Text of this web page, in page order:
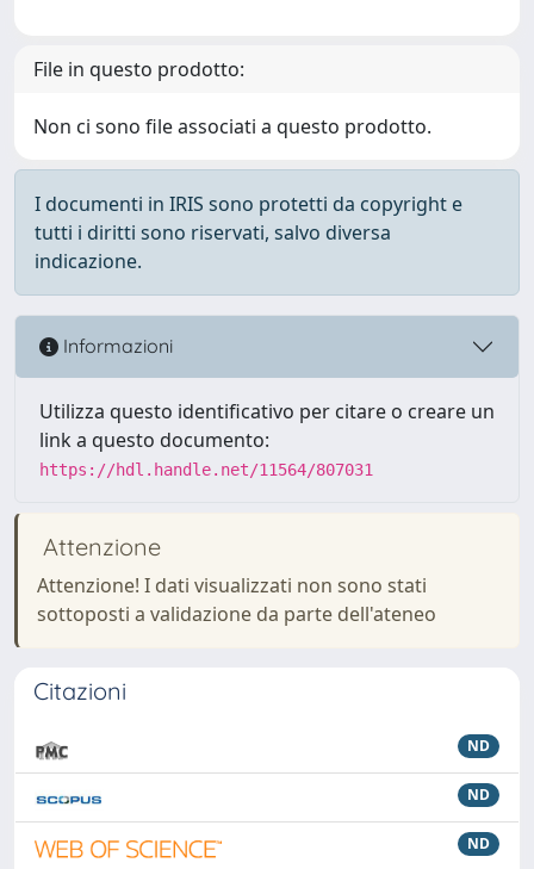
File in questo prodotto:
Non ci sono file associati a questo prodotto.
I documenti in IRIS sono protetti da copyright e
tutti i diritti sono riservati, salvo diversa
indicazione.
Informazioni
Utilizza questo identificativo per citare o creare un
link a questo documento:
https://hdl.handle.net/11564/807031
Attenzione
Attenzione! I dati visualizzati non sono stati
sottoposti a validazione da parte dell'ateneo
Citazioni
ND
ND
ND